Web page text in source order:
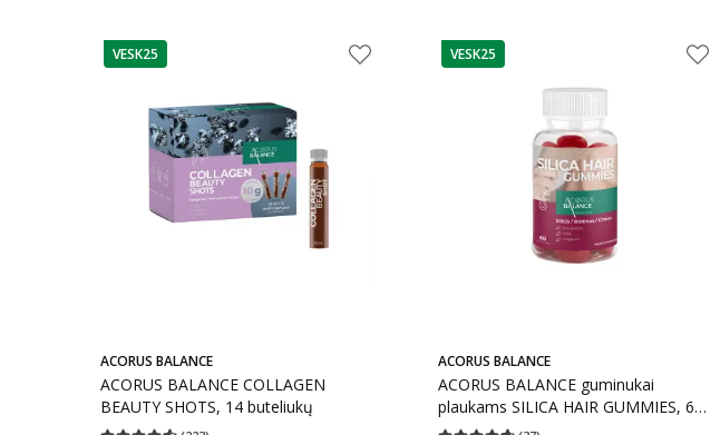
patarimas
VESK25
ACORUS BALANCE
ACORUS BALANCE COLLAGEN
BEAUTY SHOTS, 14 buteliukų
patarimas
VESK25
ACORUS BALANCE
ACORUS BALANCE guminukai
plaukams SILICA HAIR GUMMIES, 60
guminukų